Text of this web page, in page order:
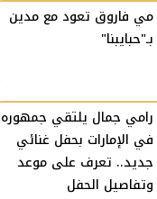
مي فاروق تعود مع مدين
بـ"حبايبنا"
رامي جمال يلتقي جمهوره
في الإمارات بحفل غنائي
جديد.. تعرف على موعد
وتفاصيل الحفل